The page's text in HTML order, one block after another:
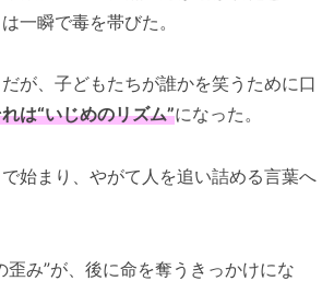
一瞬で毒を帯びた。
が、子どもたちが誰かを笑うために口
は“いじめのリズム”になった。
始まり、やがて人を追い詰める言葉へ
歪み”が、後に命を奪うきっかけにな